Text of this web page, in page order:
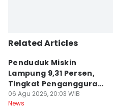
Related Articles
Penduduk Miskin
Lampung 9,31 Persen,
Tingkat Pengangguran
Terbuka Naik
06 Agu 2026, 20:03 WIB
News